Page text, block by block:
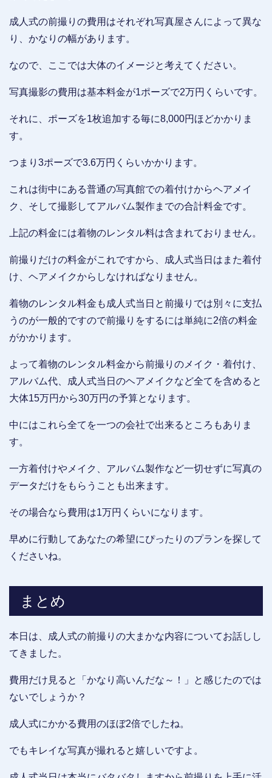
成人式の前撮りの費用はそれぞれ写真屋さんによって異な
り、かなりの幅があります。
なので、ここでは大体のイメージと考えてください。
写真撮影の費用は基本料金が1ポーズで2万円くらいです。
それに、ポーズを1枚追加する毎に8,000円ほどかかりま
す。
つまり3ポーズで3.6万円くらいかかります。
これは街中にある普通の写真館での着付けからヘアメイ
ク、そして撮影してアルバム製作までの合計料金です。
上記の料金には着物のレンタル料は含まれておりません。
前撮りだけの料金がこれですから、成人式当日はまた着付
け、ヘアメイクからしなければなりません。
着物のレンタル料金も成人式当日と前撮りでは別々に支払
うのが一般的ですので前撮りをするには単純に2倍の料金
がかかります。
よって着物のレンタル料金から前撮りのメイク・着付け、
アルバム代、成人式当日のヘアメイクなど全てを含めると
大体15万円から30万円の予算となります。
中にはこれら全てを一つの会社で出来るところもありま
す。
一方着付けやメイク、アルバム製作など一切せずに写真の
データだけをもらうことも出来ます。
その場合なら費用は1万円くらいになります。
早めに行動してあなたの希望にぴったりのプランを探して
くださいね。
まとめ
本日は、成人式の前撮りの大まかな内容についてお話しし
てきました。
費用だけ見ると「かなり高いんだな～！」と感じたのでは
ないでしょうか？
成人式にかかる費用のほぼ2倍でしたね。
でもキレイな写真が撮れると嬉しいですよ。